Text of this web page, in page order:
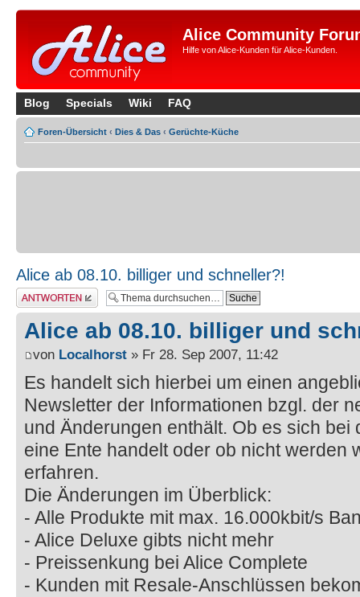
Alice Community
Hilfe von Alice-Kunden für Alice-Kunden.
Blog Specials Wiki FAQ
Foren-Übersicht ‹ Dies & Das ‹ Gerüchte-Küche
Alice ab 08.10. billiger und schneller?!
Antwort erstellen
Alice ab 08.10. billiger und
von Localhorst » Fr 28. Sep 2007, 11:42
Es handelt sich hierbei um einen
Newsletter der Informationen bzgl. der
und Änderungen enthält. Ob es sich bei
eine Ente handelt oder ob nicht werden
erfahren.
Die Änderungen im Überblick:
- Alle Produkte mit max. 16.000kbit/s
- Alice Deluxe gibts nicht mehr
- Preissenkung bei Alice Complete
- Kunden mit Resale-Anschlüssen